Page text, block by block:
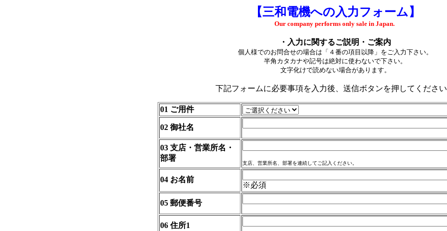
【三和電機への入力フォーム】
Our company performs only sale in Japan.
・入力に関するご説明・ご案内
個人様でのお問合せの場合は「４番の項目以降」をご入力下さい。
半角カタカナや記号は絶対に使わないで下さい。
文字化けで読めない場合があります。
下記フォームに必要事項を入力後、送信ボタンを押してくださ
01 ご用件
02 御社名
03 支店・営業所名・
部署
支店、営業所名、部署を連続してご記入ください。
04 お名前
※必須
05 郵便番号
06 住所1